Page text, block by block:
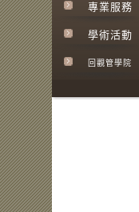
專業服務
學術活動
回觀管學院